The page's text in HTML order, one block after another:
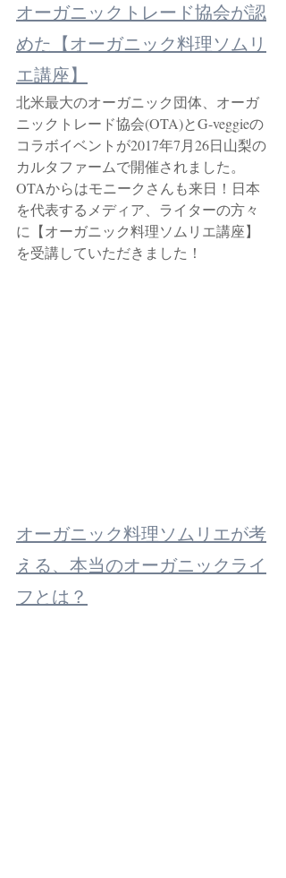
オーガニックトレード協会が認
めた【オーガニック料理ソムリ
エ講座】
北米最大のオーガニック団体、オーガ
ニックトレード協会(OTA)とG-veggieの
コラボイベントが2017年7月26日山梨の
カルタファームで開催されました。
OTAからはモニークさんも来日！日本
を代表するメディア、ライターの方々
に【オーガニック料理ソムリエ講座】
を受講していただきました！
オーガニック料理ソムリエが考
える、本当のオーガニックライ
フとは？